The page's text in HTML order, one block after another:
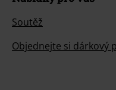
Soutěž
Objednejte si dárkový